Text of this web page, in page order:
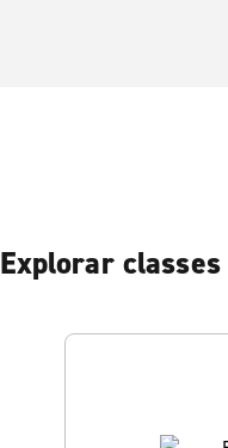
Explorar